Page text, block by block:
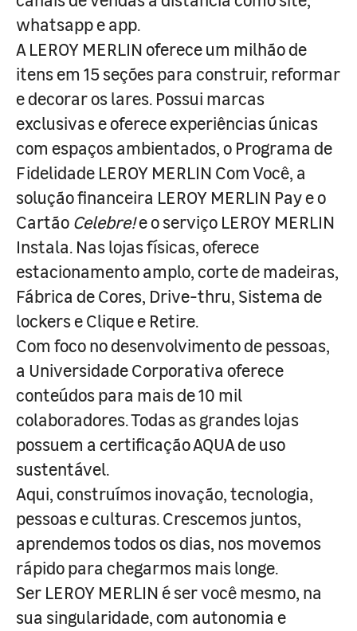
whatsapp e app.
A LEROY MERLIN oferece um milhão de
itens em 15 seções para construir, reformar
e decorar os lares. Possui marcas
exclusivas e oferece experiências únicas
com espaços ambientados, o Programa de
Fidelidade LEROY MERLIN Com Você, a
solução financeira LEROY MERLIN Pay e o
Cartão Celebre!e o serviço LEROY MERLIN
Instala. Nas lojas físicas, oferece
estacionamento amplo, corte de madeiras,
Fábrica de Cores, Drive-thru, Sistema de
lockers e Clique e Retire.
Com foco no desenvolvimento de pessoas,
a Universidade Corporativa oferece
conteúdos para mais de 10 mil
colaboradores. Todas as grandes lojas
possuem a certificação AQUA de uso
sustentável.
Aqui, construímos inovação, tecnologia,
pessoas e culturas. Crescemos juntos,
aprendemos todos os dias, nos movemos
rápido para chegarmos mais longe.
Ser LEROY MERLIN é ser você mesmo, na
sua singularidade, com autonomia e